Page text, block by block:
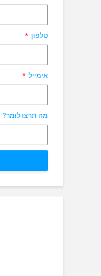
טלפון
אימייל
מה תרצו לומר?